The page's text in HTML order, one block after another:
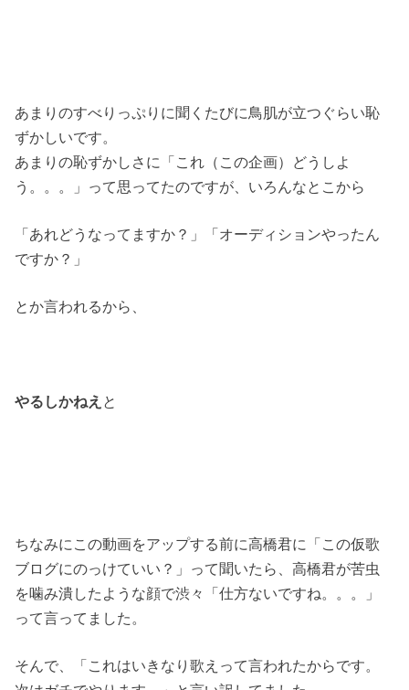
あまりのすべりっぷりに聞くたびに鳥肌が立つぐらい恥
ずかしいです。
あまりの恥ずかしさに「これ（この企画）どうしよ
う。。。」って思ってたのですが、いろんなとこから
「あれどうなってますか？」「オーディションやったん
ですか？」
とか言われるから、
やるしかねえ と
ちなみにこの動画をアップする前に高橋君に「この仮歌
ブログにのっけていい？」って聞いたら、高橋君が苦虫
を噛み潰したような顔で渋々「仕方ないですね。。。」
って言ってました。
そんで、「これはいきなり歌えって言われたからです。